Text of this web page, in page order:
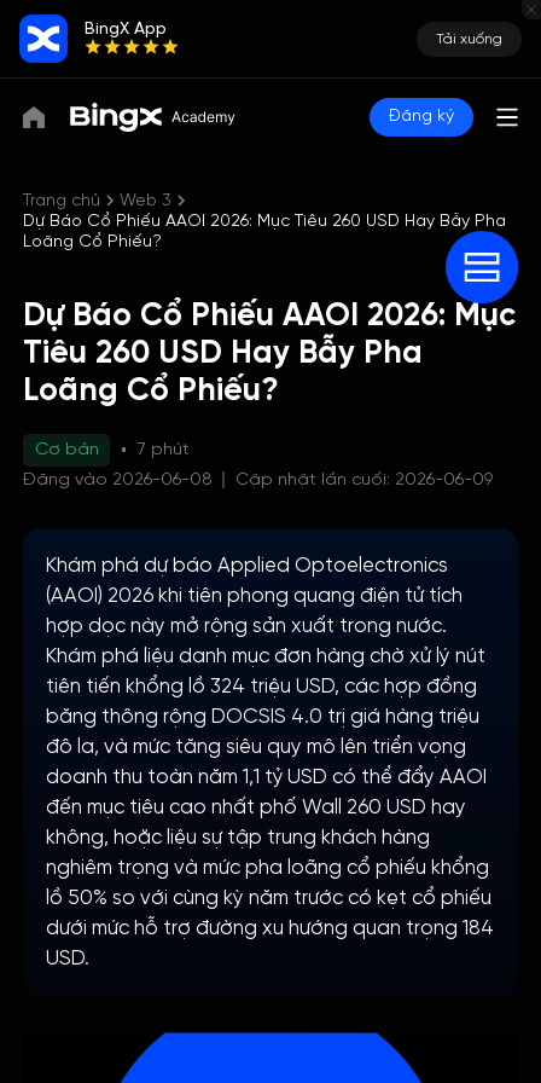
BingX App
Tải xuống
Đăng ký
Trang chủ
Web 3
Dự Báo Cổ Phiếu AAOI 2026: Mục Tiêu 260 USD Hay Bẫy Pha
Loãng Cổ Phiếu?
Dự Báo Cổ Phiếu AAOI 2026: Mục
Tiêu 260 USD Hay Bẫy Pha
Loãng Cổ Phiếu?
Cơ bản
7 phút
Đăng vào 2026-06-08
Cập nhật lần cuối: 2026-06-09
Khám phá dự báo Applied Optoelectronics
(AAOI) 2026 khi tiên phong quang điện tử tích
hợp dọc này mở rộng sản xuất trong nước.
Khám phá liệu danh mục đơn hàng chờ xử lý nút
tiên tiến khổng lồ 324 triệu USD, các hợp đồng
băng thông rộng DOCSIS 4.0 trị giá hàng triệu
đô la, và mức tăng siêu quy mô lên triển vọng
doanh thu toàn năm 1,1 tỷ USD có thể đẩy AAOI
đến mục tiêu cao nhất phố Wall 260 USD hay
không, hoặc liệu sự tập trung khách hàng
nghiêm trọng và mức pha loãng cổ phiếu khổng
lồ 50% so với cùng kỳ năm trước có kẹt cổ phiếu
dưới mức hỗ trợ đường xu hướng quan trọng 184
USD.